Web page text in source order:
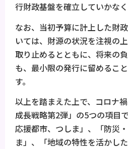
行財政基盤を確立していかな
なお、当初予算に計上した財
いては、財源の状況を注視の
取り止めるとともに、将来の
も、最小限の発行に留めるこ
す。
以上を踏まえた上で、コロナ
成長戦略第2弾」の5つの項目
応援都市、つしま」、「防災
ま」、「地域の特性を活かし